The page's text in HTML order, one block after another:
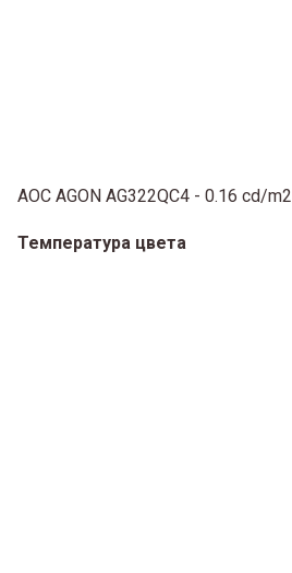
AOC AGON AG322QC4 - 0.16 cd/m2
Температура цвета